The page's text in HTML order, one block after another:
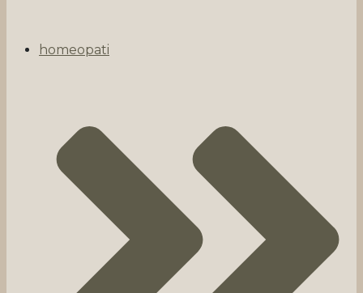
homeopati